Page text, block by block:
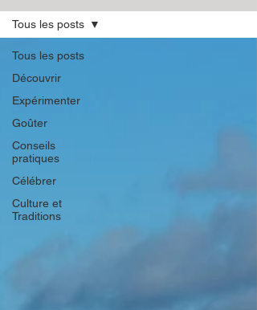
Tous les posts
Découvrir
Expérimenter
Goûter
Conseils
pratiques
Célébrer
Culture et
Traditions
Tous les posts